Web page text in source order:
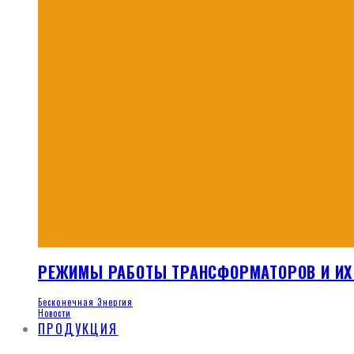
РЕЖИМЫ РАБОТЫ ТРАНСФОРМАТОРОВ И
Бесконечная Энергия
Новости
ПРОДУКЦИЯ